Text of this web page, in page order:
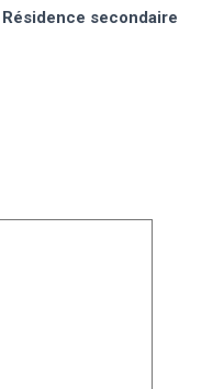
Résidence secondaire